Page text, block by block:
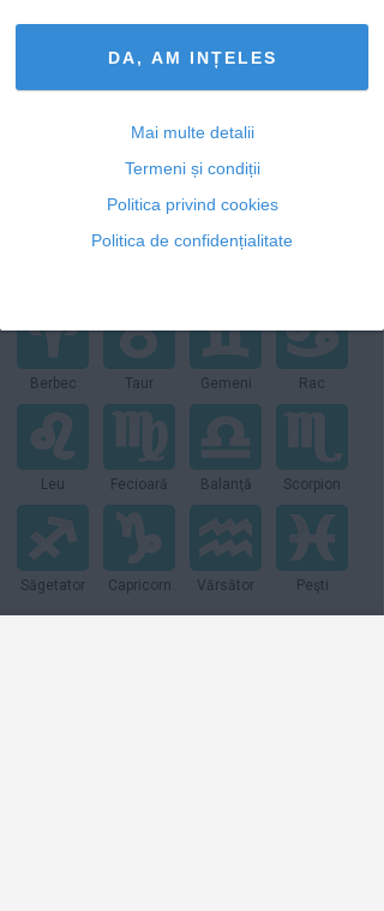
DA, AM INȚELES
Mai multe detalii
Termeni și condiții
Politica privind cookies
Politica de confidențialitate
Tatuaj permanent pentru un copil de
Horoscop
Săptămânal 2026
Berbec Taur Gemeni Rac
Leu Fecioară Balanţă Scorpion
Săgetator Capricorn Vărsător Peşti